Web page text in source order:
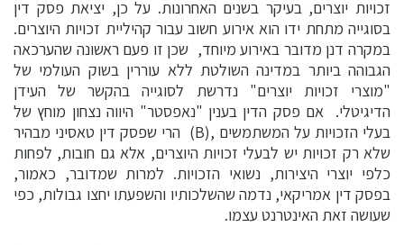
זכויות יוצרים, בעיקר בשנים האחרונות. על כן, יציאת פסק דין
בסוגייה מתחת ידו הוא אירוע חשוב עבור קהיליית זכויות היוצרים.
במקרה דנן מדובר באירוע מיוחד, שכן זו פעם ראשונה שהערכאה
הגבוהה ביותר במדינה השולטת ללא עוררין בשוק העולמי של
"מוצרי זכויות יוצרים" נדרשת לסוגייה בהקשר של העידן
הדיגיטלי. אם פסק הדין בענין "נאפסטר" היווה נצחון מוחץ של
בעלי הזכויות על המשתמשים ,(B) הרי שפסק דין טאסיני מבהיר
שלא רק זכויות יש לבעלי זכויות היוצרים, אלא גם חובות, לפחות
כלפי יוצרי היצירות, נשואי הזכויות. למרות שמדובר, כאמור,
בפסק דין אמריקאי, נדמה שהשלכותיו והשפעתו יחצו גבולות, כפי
שעושה זאת האינטרנט עצמו.